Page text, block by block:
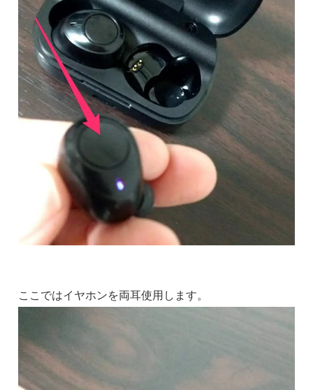
ここではイヤホンを両耳使用します。